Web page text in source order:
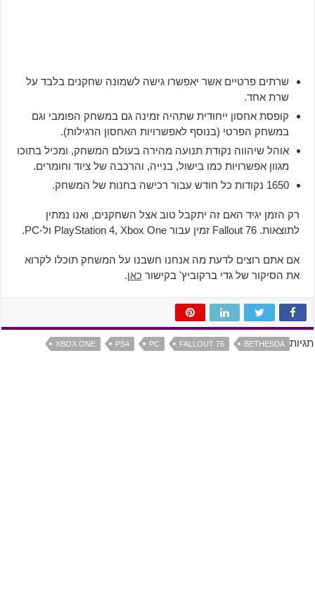
שרתים פרטיים אשר יאפשרו גישה לשמונה שחקנים בלבד על
שרת אחד.
קופסת אחסון ייחודית שתהיה זמינה גם במשחק הפומבי וגם
במשחק הפרטי (בנוסף לאפשרויות האחסון הרגילות).
אוהל שיהווה נקודת תנועה מהירה בעולם המשחק, ומכיל בתוכו
מגוון אפשרויות כמו בישול, בנייה, והרכבה של ציוד וחומרים.
1650 נקודות כל חודש עבור רכישה בחנות של המשחק.
רק הזמן יגיד האם זה יתקבל טוב אצל השחקנים, ואנו נמתין
לתוצאות. Fallout 76 זמין עבור PlayStation 4, Xbox One ול-PC.
אם אתם רוצים לדעת מה אנחנו חשבנו על המשחק תוכלו לקרוא
את הסיקור של גדי ברקוביץ' בקישור כאן.
תגיות BETHESDA
FALLOUT 76
PC
PS4
XBOX ONE